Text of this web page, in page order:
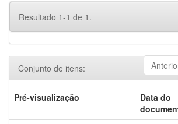
Resultado 1-1 de 1.
Conjunto de itens:
Pré-visualização
Data do